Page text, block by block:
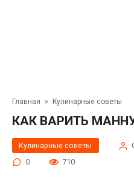
Главная » Кулинарные советы
КАК ВАРИТЬ
Кулинарные советы
0
710